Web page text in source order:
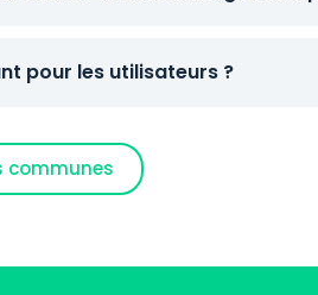
pour les utilisateurs ?
communes